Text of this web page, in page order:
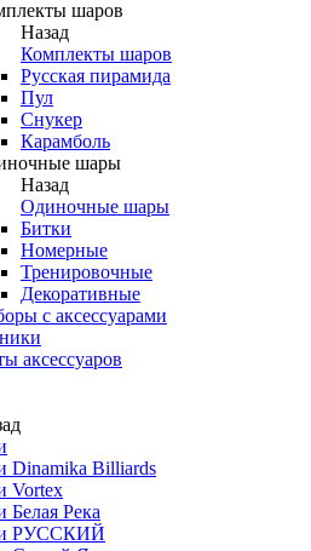
шаров
Назад
Комплекты шаров
Русская пирамида
Пул
Снукер
Карамболь
шары
Назад
Одиночные шары
Битки
Номерные
Тренировочные
Декоративные
с аксессуарами
аксессуаров
Dinamika Billiards
Vortex
Белая Река
РУССКИЙ